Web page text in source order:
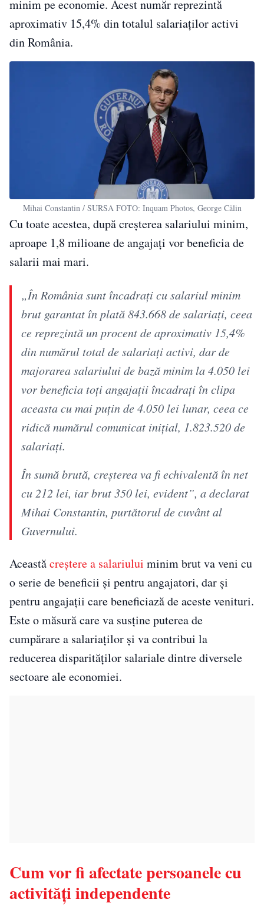
minim pe economie. Acest număr reprezintă
aproximativ 15,4% din totalul salariaților activi
din România.
Mihai Constantin / SURSA FOTO: Inquam Photos, George Călin
Cu toate acestea, după creșterea salariului minim,
aproape 1,8 milioane de angajați vor beneficia de
salarii mai mari.
„În România sunt încadrați cu salariul minim
brut garantat în plată 843.668 de salariați, ceea
ce reprezintă un procent de aproximativ 15,4%
din numărul total de salariați activi, dar de
majorarea salariului de bază minim la 4.050 lei
vor beneficia toți angajații încadrați în clipa
aceasta cu mai puțin de 4.050 lei lunar, ceea ce
ridică numărul comunicat inițial, 1.823.520 de
salariați.
În sumă brută, creșterea va fi echivalentă în net
cu 212 lei, iar brut 350 lei, evident”, a declarat
Mihai Constantin, purtătorul de cuvânt al
Guvernului.
Aceastăcreștere a salariului minim brut va veni cu
o serie de beneficii și pentru angajatori, dar și
pentru angajații care beneficiază de aceste venituri.
Este o măsură care va susține puterea de
cumpărare a salariaților și va contribui la
reducerea disparităților salariale dintre diversele
sectoare ale economiei.
Cum vor fi afectate persoanele cu
activități independente